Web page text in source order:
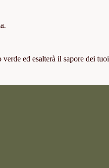
ed esalterà il sapore dei